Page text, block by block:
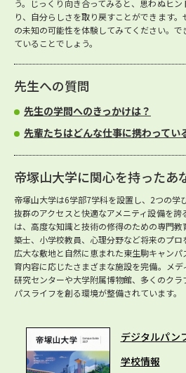
う。じっくり向き合ってみると、思わぬヒ
り、自分らしさを取り戻すことができます
の未知の可能性を体験してみてください。
ていることでしょう。
先生への質問
先生の学問へのきっかけは？
先輩たちはどんな仕事に携わってい
帝塚山大学に関心を持ったあ
帝塚山大学は6学部7学科を設置し、2つの学
抜群のアクセスと快適なアメニティ設備を
は、高度な知識と技術の修得のための専門
築士、小学校教員、心理分野など将来のプロ
広大な敷地と自然に恵まれた東生駒キャン
育内容に応じたさまざまな施設を完備。メ
研究センターや大学附属博物館、多くのク
パスライフを創る環境が整備されています。
デジタルパン
学校情報